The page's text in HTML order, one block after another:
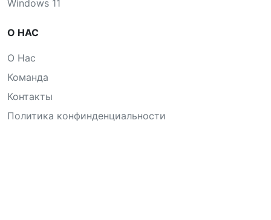
Windows 11
О НАС
О Нас
Команда
Контакты
Политика конфинденциальности